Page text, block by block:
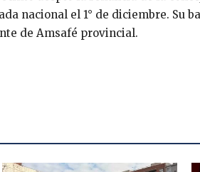
nacional el 1° de diciembre. Su
de Amsafé provincial.